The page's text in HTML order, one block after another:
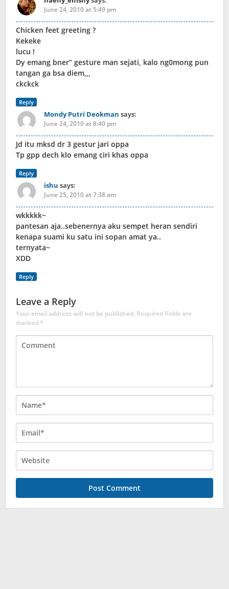
June 24, 2010 at 5:49 pm
Chicken feet greeting ?
Kekeke
lucu !
Dy emang bner” gesture man sejati, kalo ng0mong pun
tangan ga bsa diem,,,
ckckck
Reply
Mondy Putri Deokman says:
June 24, 2010 at 8:40 pm
Jd itu mksd dr 3 gestur jari oppa
Tp gpp dech klo emang ciri khas oppa
Reply
ishu says:
June 25, 2010 at 7:38 am
wkkkkk~
pantesan aja..sebenernya aku sempet heran sendiri
kenapa suami ku satu ini sopan amat ya..
ternyata~
XDD
Reply
Leave a Reply
Your email address will not be published. Required fields are
marked*